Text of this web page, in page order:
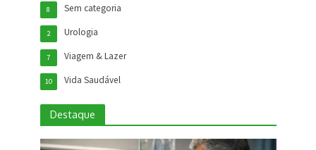
Sem categoria
8
Urologia
2
Viagem & Lazer
7
Vida Saudável
10
Destaque